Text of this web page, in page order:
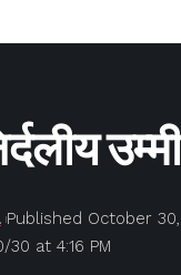
at 4:16 PM
Published October